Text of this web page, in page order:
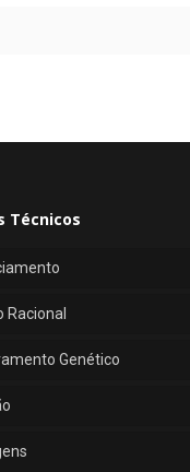
Técnicos
Racional
Genético